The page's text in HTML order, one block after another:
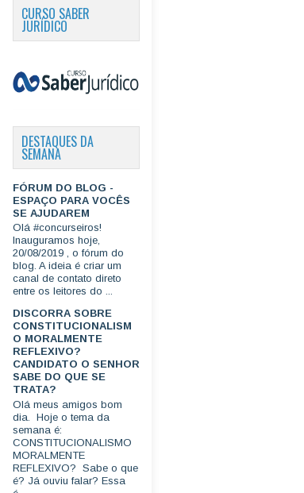
CURSO SABER
JURÍDICO
DESTAQUES DA
SEMANA
FÓRUM DO BLOG -
ESPAÇO PARA VOCÊS
SE AJUDAREM
Olá #concurseiros!
Inauguramos hoje,
20/08/2019 , o fórum do
blog. A ideia é criar um
canal de contato direto
entre os leitores do ...
DISCORRA SOBRE
CONSTITUCIONALISM
O MORALMENTE
REFLEXIVO?
CANDIDATO O SENHOR
SABE DO QUE SE
TRATA?
Olá meus amigos bom
dia. Hoje o tema da
semana é:
CONSTITUCIONALISMO
MORALMENTE
REFLEXIVO? Sabe o que
é? Já ouviu falar? Essa